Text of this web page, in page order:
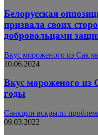
Белорусская
призвала своих
добровольцами
Вкус мороженого из Сак
10.06.2024
Вкус мороженого из
годы
Санкции вскрыли
09.03.2022